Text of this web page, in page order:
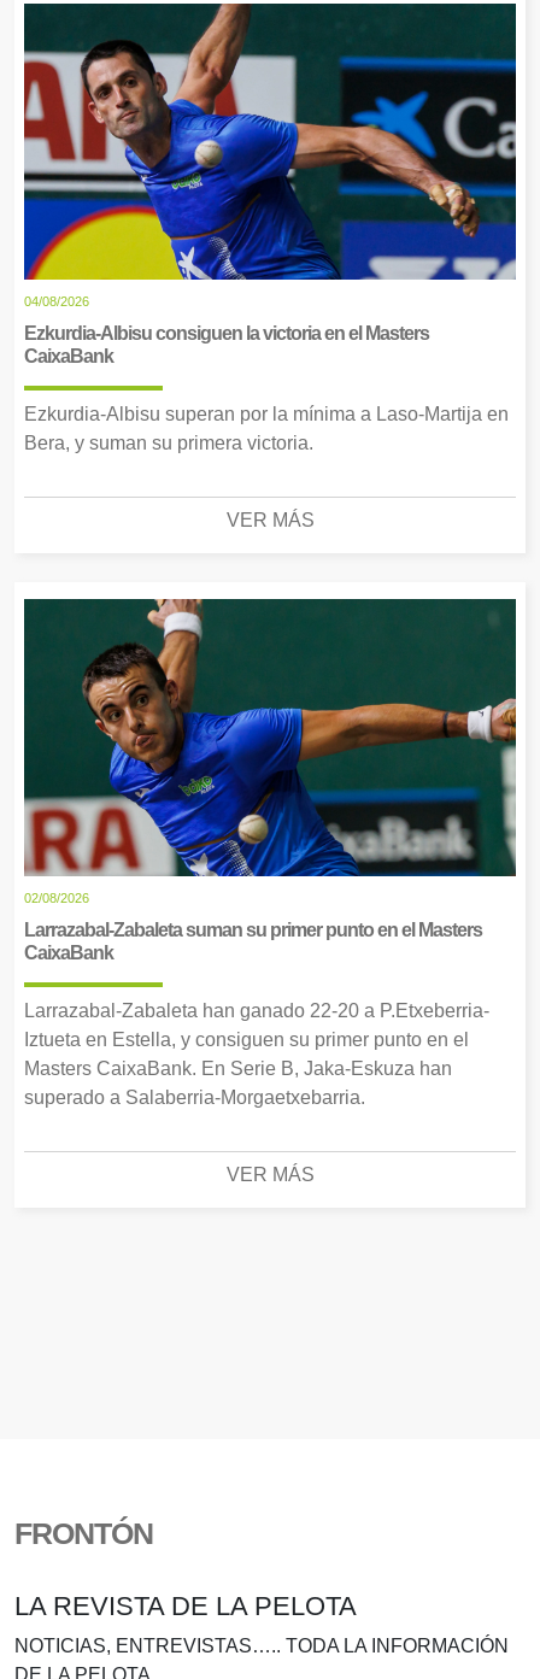
04/08/2026
Ezkurdia-Albisu consiguen la victoria en el Masters
CaixaBank
Ezkurdia-Albisu superan por la mínima a Laso-Martija en
Bera, y suman su primera victoria.
VER MÁS
02/08/2026
Larrazabal-Zabaleta suman su primer punto en el Masters
CaixaBank
Larrazabal-Zabaleta han ganado 22-20 a P.Etxeberria-
Iztueta en Estella, y consiguen su primer punto en el
Masters CaixaBank. En Serie B, Jaka-Eskuza han
superado a Salaberria-Morgaetxebarria.
VER MÁS
FRONTÓN
LA REVISTA DE LA PELOTA
NOTICIAS, ENTREVISTAS….. TODA LA INFORMACIÓN